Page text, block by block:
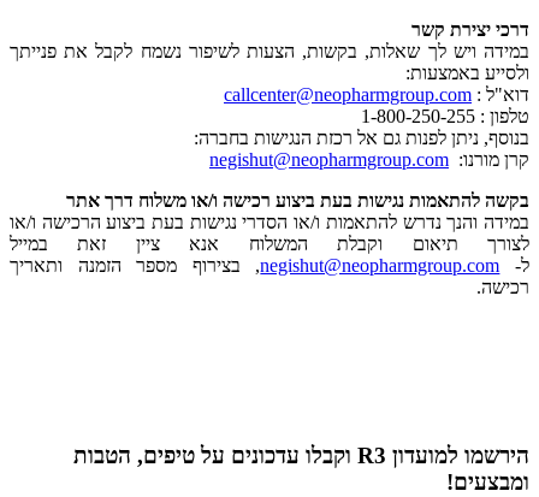
דרכי יצירת קשר
במידה ויש לך שאלות, בקשות, הצעות לשיפור נשמח לקבל את פנייתך
ולסייע באמצעות:
דוא"ל : callcenter@neopharmgroup.com
טלפון : 1-800-250-255
בנוסף, ניתן לפנות גם אל רכזת הנגישות בחברה:
קרן מורנו: negishut@neopharmgroup.com
בקשה להתאמות נגישות בעת ביצוע רכישה ו/או משלוח דרך אתר
במידה והנך נדרש להתאמות ו/או הסדרי נגישות בעת ביצוע הרכישה ו/או
לצורך תיאום וקבלת המשלוח אנא ציין זאת במייל
ל- negishut@neopharmgroup.com, בצירוף מספר הזמנה ותאריך
רכישה.
הירשמו למועדון R3 וקבלו עדכונים על טיפים, הטבות
ומבצעים!